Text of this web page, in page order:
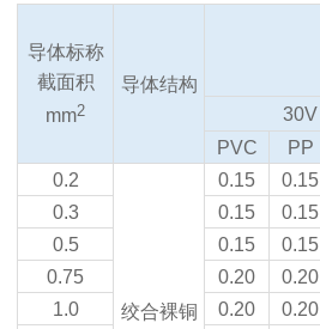
导体标称
截面积
mm2
导体结构
30V
PVC
PP
0.2
绞合裸铜
0.15 0.15
0.3
0.15 0.15
0.5
0.15 0.15
0.75
0.20 0.20
1.0
0.20 0.20